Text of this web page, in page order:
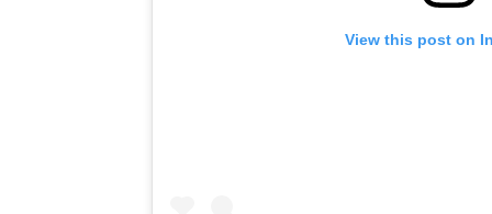
View this post on